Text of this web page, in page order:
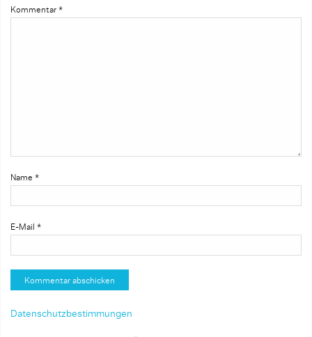
Kommentar *
Name *
E-Mail *
Datenschutzbestimmungen